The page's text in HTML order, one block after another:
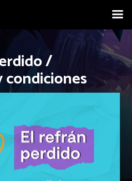
/
condiciones